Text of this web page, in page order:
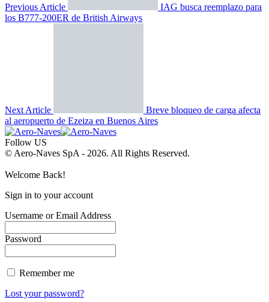
Previous Article
IAG busca reemplazo para
los B777-200ER de British Airways
Next Article
Breve bloqueo de carga afecta
al aeropuerto de Ezeiza en Buenos Aires
Follow US
© Aero-Naves SpA - 2026. All Rights Reserved.
Welcome Back!
Sign in to your account
Username or Email Address
Password
Remember me
Lost your password?